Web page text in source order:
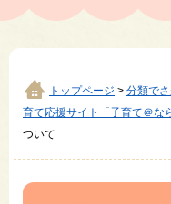
l
カ
検
索
トップページ > 分類で
育て応援サイト「子育て＠な
ついて